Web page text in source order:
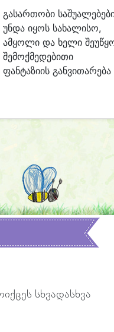
გასართობი
უნდა იყოს სახალისო,
ამყოლი და ხელი
შემოქმედებითი
ფანტაზიის განვითარება
სხვადასხვა